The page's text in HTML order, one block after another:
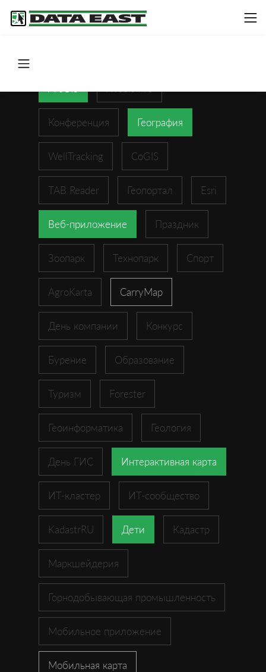
Конференция География
WellTracking CoGIS
TAB Reader Геопортал Esri
Веб-приложение Праздник
Зоопарк Технопарк Спорт
AgroKarta CarryMap
День компании Конкурс
Бурение Образование
Туризм Forester
Геоинформатика Геология
День ГИС Интерактивная карта
ИТ-кластер ИТ-сообщество
KadastrRU Дети Кадастр
Маркшейдерия
Горнодобывающая промышленность
Мобильное приложение
Мобильная карта